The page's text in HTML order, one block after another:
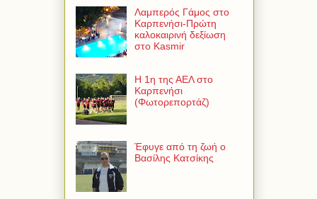
Λαμπερός Γάμος στο
Καρπενήσι-Πρώτη
καλοκαιρινή δεξίωση
στο Kasmir
Η 1η της ΑΕΛ στο
Καρπενήσι
(Φωτορεπορτάζ)
Έφυγε από τη ζωή ο
Βασίλης Κατσίκης